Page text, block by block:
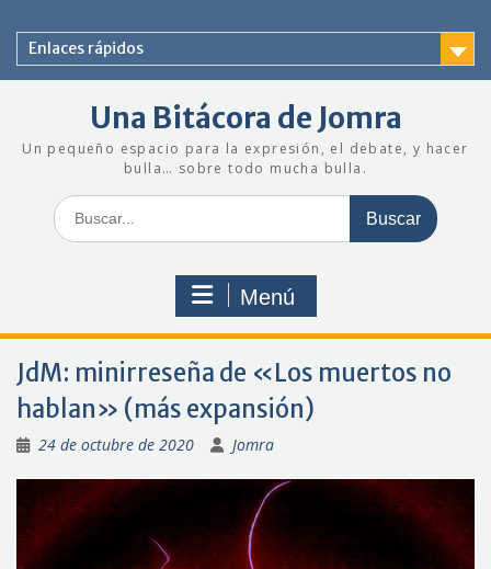
contenido
Enlaces rápidos
Una Bitácora de Jomra
Un pequeño espacio para la expresión, el debate, y hacer
bulla… sobre todo mucha bulla.
Buscar:
Menú
JdM: minirreseña de «Los muertos no
hablan» (más expansión)
24 de octubre de 2020 Jomra